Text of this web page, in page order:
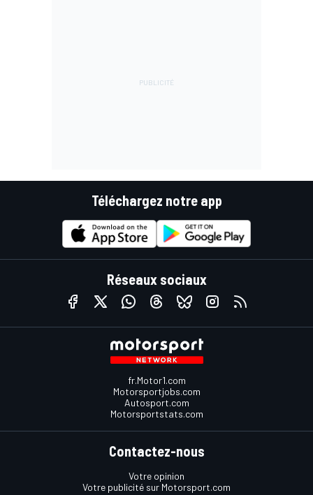
Téléchargez notre app
Réseaux sociaux
fr.Motor1.com
Motorsportjobs.com
Autosport.com
Motorsportstats.com
Contactez-nous
Votre opinion
Votre publicité sur Motorsport.com